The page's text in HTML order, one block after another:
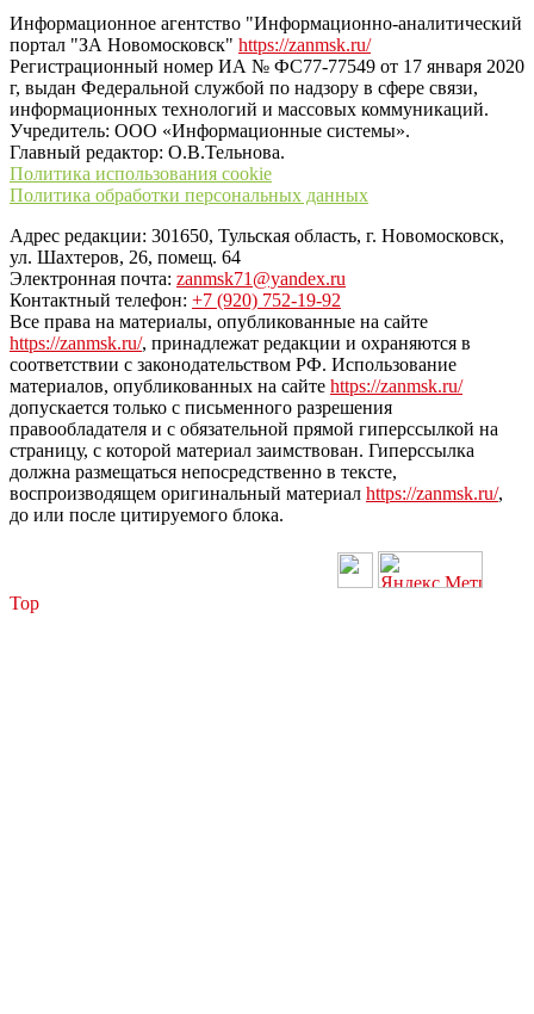
Информационное агентство "Информационно-аналитический
портал "ЗА Новомосковск" https://zanmsk.ru/
Регистрационный номер ИА № ФС77-77549 от 17 января 2020
г, выдан Федеральной службой по надзору в сфере связи,
информационных технологий и массовых коммуникаций.
Учредитель: ООО «Информационные системы».
Главный редактор: О.В.Тельнова.
Политика использования cookie
Политика обработки персональных данных
Адрес редакции: 301650, Тульская область, г. Новомосковск,
ул. Шахтеров, 26, помещ. 64
Электронная почта: zanmsk71@yandex.ru
Контактный телефон: +7 (920) 752-19-92
Все права на материалы, опубликованные на сайте
https://zanmsk.ru/, принадлежат редакции и охраняются в
соответствии с законодательством РФ. Использование
материалов, опубликованных на сайте https://zanmsk.ru/
допускается только с письменного разрешения
правообладателя и с обязательной прямой гиперссылкой на
страницу, с которой материал заимствован. Гиперссылка
должна размещаться непосредственно в тексте,
воспроизводящем оригинальный материал https://zanmsk.ru/,
до или после цитируемого блока.
Top